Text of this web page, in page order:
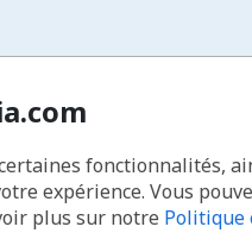
fonctionnalités,
expérience. Vous
plus sur notre Politique